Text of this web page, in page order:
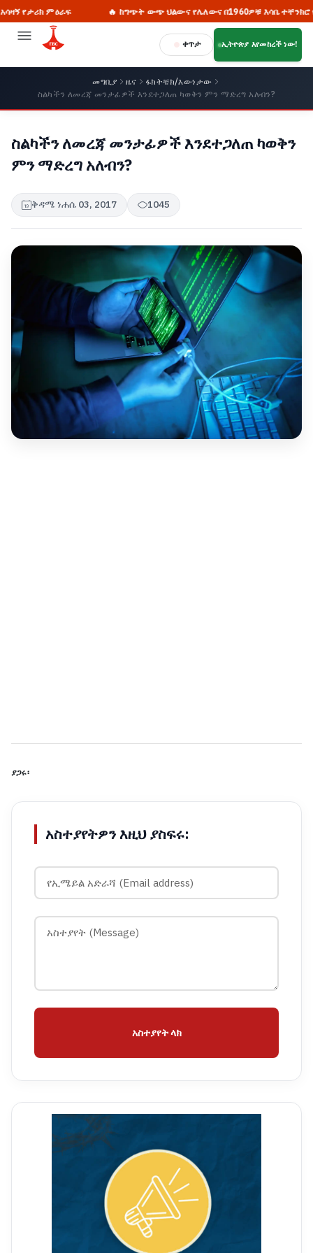
ምዕራፍ 🔥 ከግጭት ውጭ ህልውና የሌለውና በ1960ዎቹ እሳቤ ተቸንክሮ የቀረው
ቀጥታ ኢትዮጵያ እየመከረች ነው!
መግቢያ ዜና
ፋክትቼክ/እውነታው
ስልካችን ለመረጃ መንታፊዎች እንደተጋለጠ ካወቅን ምን ማድረግ አለብን?
ስልካችን ለመረጃ መንታፊዎች እንደተጋለጠ ካወቅን
ምን ማድረግ አለብን?
ቅዳሜ ነሐሴ 03, 2017 1045
ያጋሩ፡
አስተያየትዎን እዚህ ያስፍሩ:
አስተያየት ላክ